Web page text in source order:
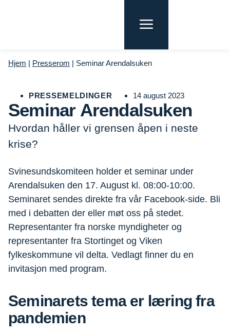
Hjem | Presserom | Seminar Arendalsuken
PRESSEMELDINGER 14 august 2023
Seminar Arendalsuken
Hvordan håller vi grensen åpen i neste
krise?
Svinesundskomiteen holder et seminar under
Arendalsuken den 17. August kl. 08:00-10:00.
Seminaret sendes direkte fra vår Facebook-side. Bli
med i debatten der eller møt oss på stedet.
Representanter fra norske myndigheter og
representanter fra Stortinget og Viken
fylkeskommune vil delta. Vedlagt finner du en
invitasjon med program.
Seminarets tema er læring fra
pandemien